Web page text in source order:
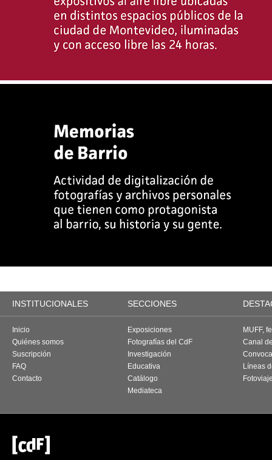
INSTITUCIONALES SECCIONES
Inicio
Quiénes somos
Suscripción
FAQ
Contacto
Exposiciones
Fotografías del CdF
Investigación
Educativa
Catálogo
Mediateca
MUFF,
Canal
Líneas